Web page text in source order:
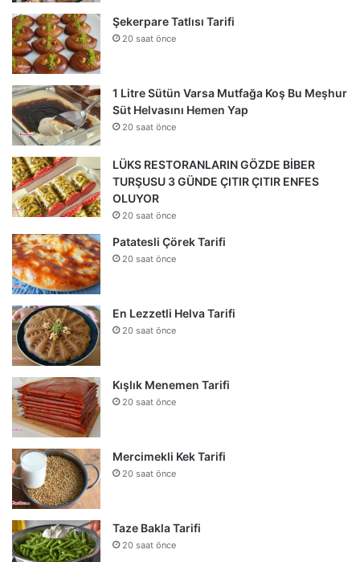
Şekerpare Tatlısı Tarifi
20 saat önce
1 Litre Sütün Varsa Mutfağa Koş Bu Meşhur
Süt Helvasını Hemen Yap
20 saat önce
LÜKS RESTORANLARIN GÖZDE BİBER
TURŞUSU 3 GÜNDE ÇITIR ÇITIR ENFES
OLUYOR
20 saat önce
Patatesli Çörek Tarifi
20 saat önce
En Lezzetli Helva Tarifi
20 saat önce
Kışlık Menemen Tarifi
20 saat önce
Mercimekli Kek Tarifi
20 saat önce
Taze Bakla Tarifi
20 saat önce